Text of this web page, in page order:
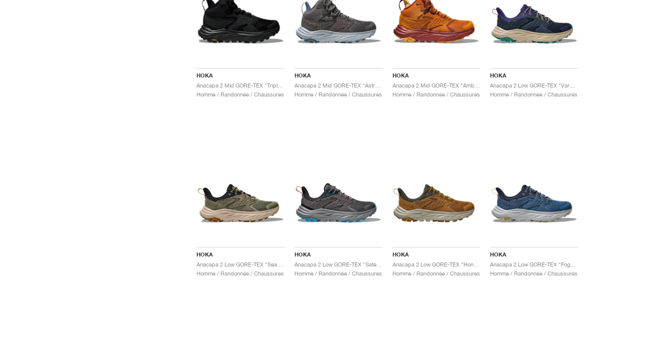
HOKA
Homme / Randonnée / Chaussures
HOKA
Anacapa 2 Mid GORE-TEX "Astral & Illusion"
Homme / Randonnée / Chaussures
HOKA
Homme / Randonnée / Chaussures
HOKA
Homme / Randonnée / Chaussures
HOKA
Homme / Randonnée / Chaussures
HOKA
Anacapa 2 Low GORE-TEX "Satellite Grey & Black"
Homme / Randonnée / Chaussures
HOKA
Anacapa 2 Low GORE-TEX "Honey & Barley"
Homme / Randonnée / Chaussures
HOKA
Homme / Randonnée / Chaussures